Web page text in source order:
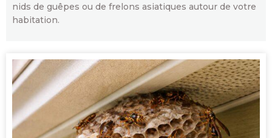
nids de guêpes ou de frelons asiatiques autour de votre
habitation.